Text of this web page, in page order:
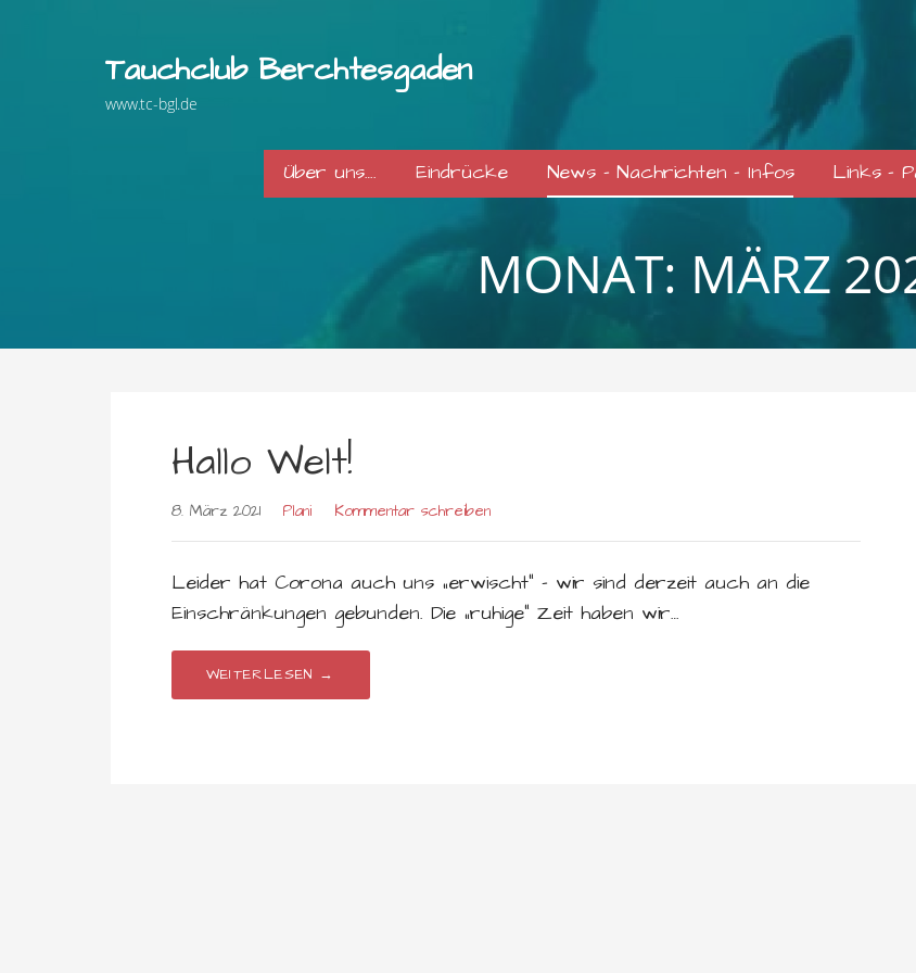
Tauchclub Berchtesgaden
www.tc-bgl.de
Über uns…. Eindrücke News – Nachrichten – Infos Links –
MONAT: MÄRZ
Hallo Welt!
8. März 2021 Plani Kommentar schreiben
Leider hat Corona auch uns „erwischt“ – wir sind derzeit auch an die
Einschränkungen gebunden. Die „ruhige“ Zeit haben wir…
WEITERLESEN →